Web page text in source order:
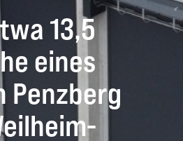
13,5
eines
Penzberg